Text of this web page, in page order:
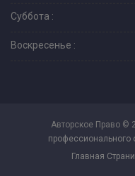
Суббота :
Воскресенье :
Авторское Право ©
профессионального
Главная